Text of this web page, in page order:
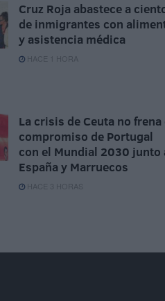
Cruz Roja abastece a
de inmigrantes con
y asistencia médica
HACE 1 HORA
La crisis de Ceuta no frena
compromiso de Portugal
con el Mundial 2030 junto
España y Marruecos
HACE 3 HORAS